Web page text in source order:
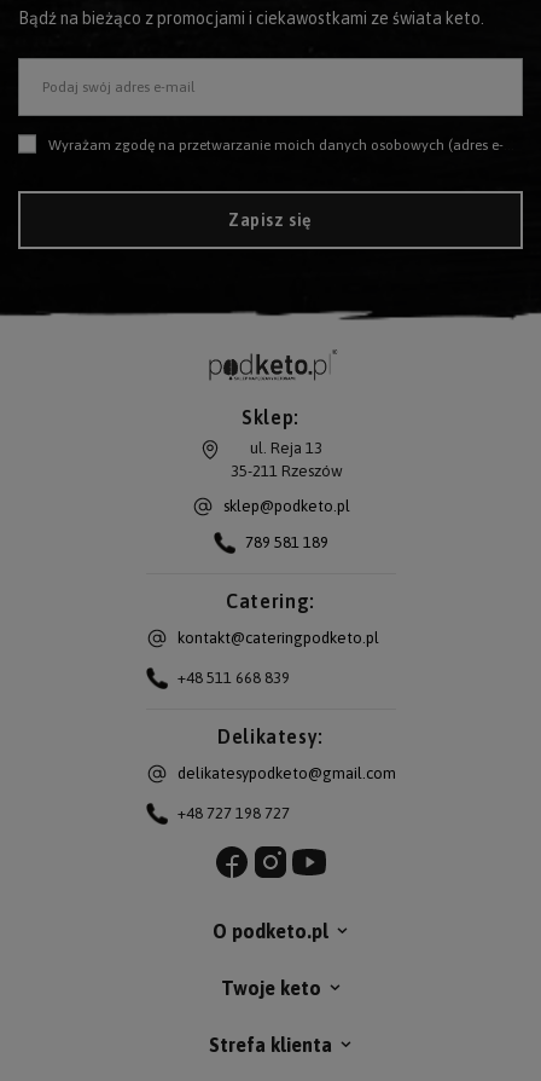
Bądź na bieżąco z promocjami i ciekawostkami ze świata keto.
Podaj swój adres e-mail
Wyrażam zgodę na przetwarzanie moich danych osobowych (adres e-mail) na potrzeby wysyłki newslettera z informacją handlową (marketing). Więcej w
Zapisz się
Sklep:
ul. Reja 13
35-211 Rzeszów
sklep@podketo.pl
789 581 189
Catering:
kontakt@cateringpodketo.pl
+48 511 668 839
Delikatesy:
delikatesypodketo@gmail.com
+48 727 198 727
O podketo.pl
Twoje keto
Strefa klienta